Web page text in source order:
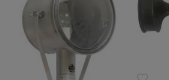
Innenleuchten, Sie finden diese
Casa Lumi: Bolichwerke –
Industriedesign und Landhausstil